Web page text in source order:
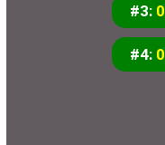
#3:
#4: